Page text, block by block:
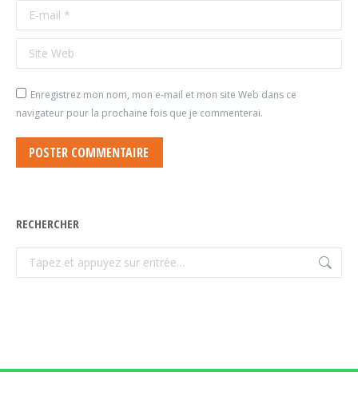
E-mail *
Site Web
Enregistrez mon nom, mon e-mail et mon site Web dans ce
navigateur pour la prochaine fois que je commenterai.
POSTER COMMENTAIRE
RECHERCHER
Recherche
: